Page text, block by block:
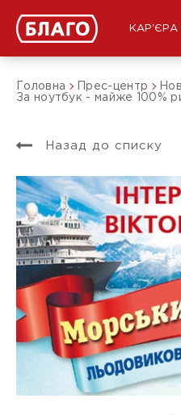
КАР'ЄРА
Головна Прес-центр
За ноутбук - майже 100%
Назад до списку